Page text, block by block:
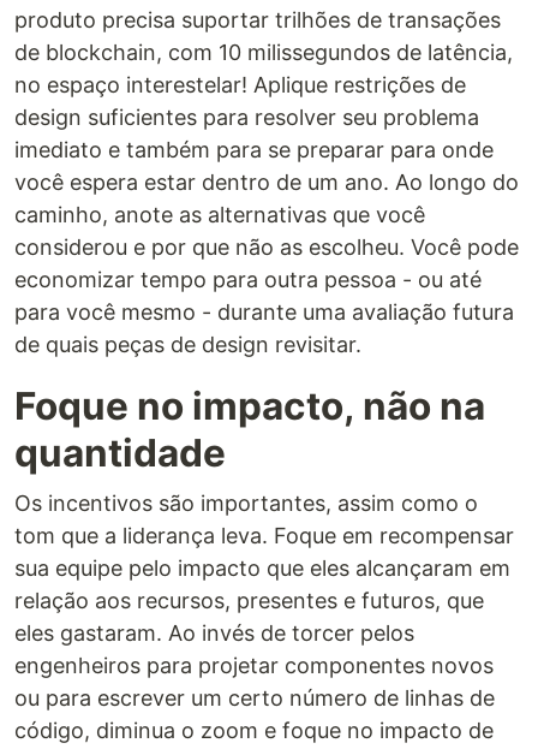
produto precisa suportar trilhões de transações
de blockchain, com 10 milissegundos de latência,
no espaço interestelar! Aplique restrições de
design suficientes para resolver seu problema
imediato e também para se preparar para onde
você espera estar dentro de um ano. Ao longo do
caminho, anote as alternativas que você
considerou e por que não as escolheu. Você pode
economizar tempo para outra pessoa - ou até
para você mesmo - durante uma avaliação futura
de quais peças de design revisitar.
Foque no impacto, não na
quantidade
Os incentivos são importantes, assim como o
tom que a liderança leva. Foque em recompensar
sua equipe pelo impacto que eles alcançaram em
relação aos recursos, presentes e futuros, que
eles gastaram. Ao invés de torcer pelos
engenheiros para projetar componentes novos
ou para escrever um certo número de linhas de
código, diminua o zoom e foque no impacto de